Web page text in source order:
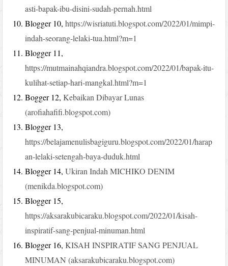
asti-bapak-ibu-disini-sudah-pernah.html
Blogger 10,https://wisriatuti.blogspot.com/2022/01/mimpi-
indah-seorang-lelaki-tua.html?m=1
Blogger 11,
https://mutmainahqiandra.blogspot.com/2022/01/bapak-itu-
kulihat-setiap-hari-mangkal.html?m=1
Bogger 12,Kebaikan Dibayar Lunas
(arofiahafifi.blogspot.com)
Blogger 13,
https://belajamenulisbagiguru.blogspot.com/2022/01/harap
an-lelaki-setengah-baya-duduk.html
Blogger 14,Ukiran Indah MICHIKO DENIM
(menikda.blogspot.com)
Blogger 15,
https://aksarakubicaraku.blogspot.com/2022/01/kisah-
inspiratif-sang-penjual-minuman.html
Blogger 16,KISAH INSPIRATIF SANG PENJUAL
MINUMAN (aksarakubicaraku.blogspot.com)